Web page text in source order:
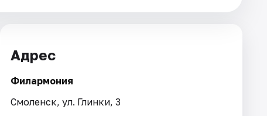
Адрес
Филармония
Смоленск, ул. Глинки, 3